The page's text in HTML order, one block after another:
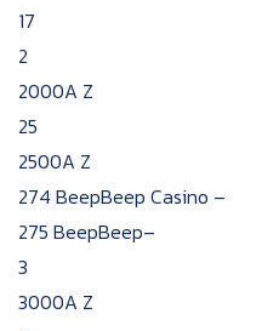
17
2
2000A Z
25
2500A Z
274 BeepBeep Casino –
275 BeepBeep–
3
3000A Z